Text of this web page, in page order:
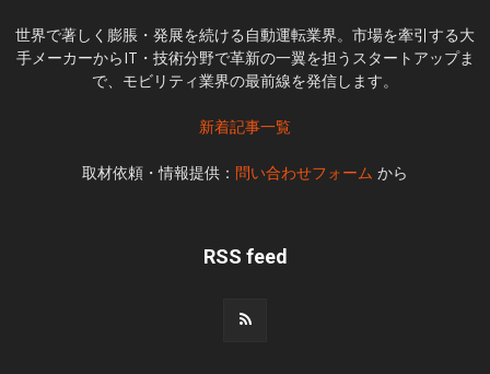
世界で著しく膨脹・発展を続ける自動運転業界。市場を牽引する大
手メーカーからIT・技術分野で革新の一翼を担うスタートアップま
で、モビリティ業界の最前線を発信します。
新着記事一覧
取材依頼・情報提供： 問い合わせフォーム から
RSS feed